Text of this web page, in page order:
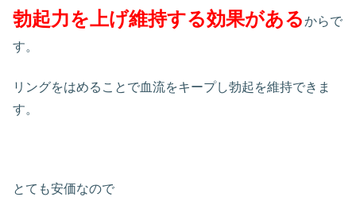
勃起力を上げ維持する効果があるからで
す。
リングをはめることで血流をキープし勃起を維持できま
す。
とても安価なので